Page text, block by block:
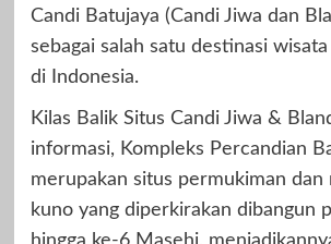
Candi Batujaya (Candi Jiwa dan
sebagai salah satu destinasi
di Indonesia.
Kilas Balik Situs Candi Jiwa &
informasi, Kompleks Percandian
merupakan situs permukiman dan
kuno yang diperkirakan dibangun